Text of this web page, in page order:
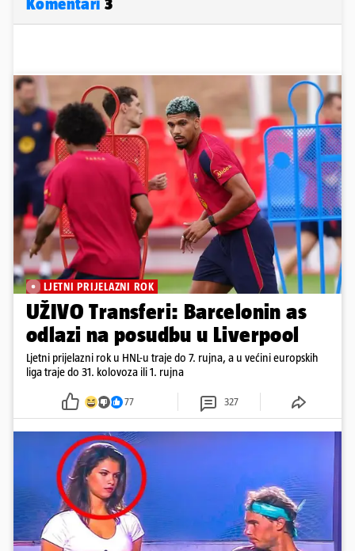
LJETNI PRIJELAZNI ROK
UŽIVO Transferi: Barcelonin as
odlazi na posudbu u Liverpool
Ljetni prijelazni rok u HNL-u traje do 7. rujna, a u većini europskih
liga traje do 31. kolovoza ili 1. rujna
77 327